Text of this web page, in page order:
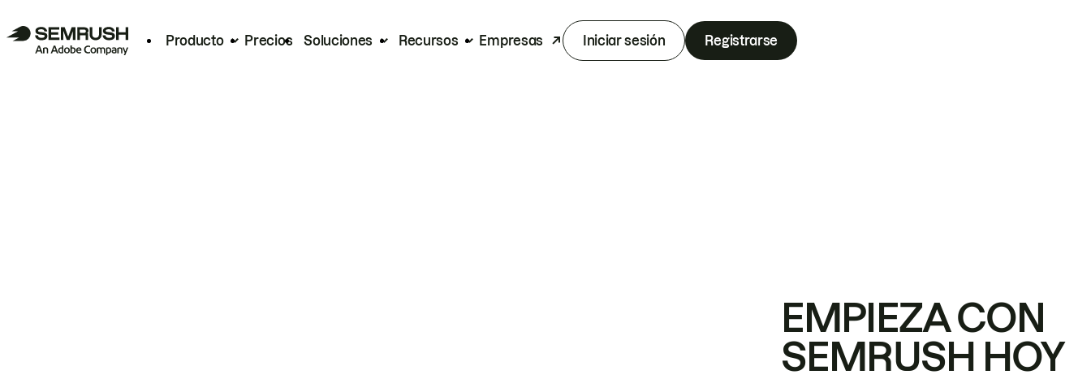
Producto Precios Soluciones Recursos Empresas Iniciar sesión Registrarse
EMPIEZA CON
SEMRUSH HOY